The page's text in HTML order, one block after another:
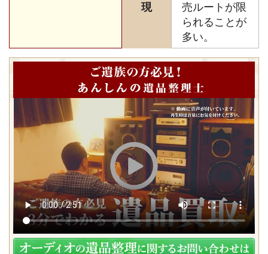
現
売ルートが限
られることが
多い。